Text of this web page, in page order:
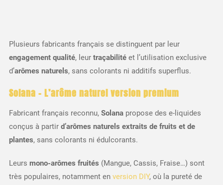
Plusieurs fabricants français se distinguent par leur
engagement qualité, leur traçabilitéet l’utilisation exclusive
d’arômes naturels, sans colorants ni additifs superflus.
Solana – L’arôme naturel version premium
Fabricant français reconnu, Solanapropose des e-liquides
conçus à partir d’arômes naturels extraits de fruits et de
plantes, sans colorants ni édulcorants.
Leurs mono-arômes fruités (Mangue, Cassis, Fraise…) sont
très populaires, notamment en version DIY, où la pureté de